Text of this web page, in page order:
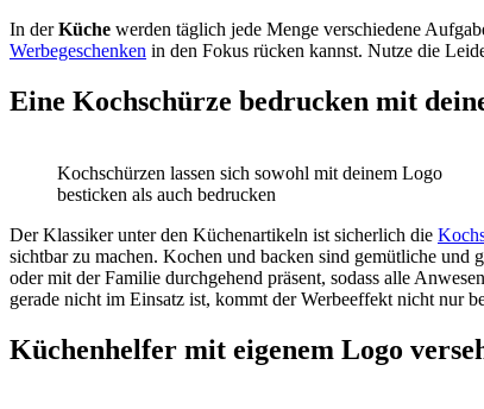
In derKüche werden täglich jede Menge verschiedene
Werbegeschenken in den Fokus rücken kannst. Nutze die
Eine Kochschürze bedrucken mit
Kochschürzen lassen sich sowohl mit deinem Logo
besticken als auch bedrucken
Der Klassiker unter den Küchenartikeln ist sicherlich die
sichtbar zu machen. Kochen und backen sind gemütliche
oder mit der Familie durchgehend präsent, sodass alle
gerade nicht im Einsatz ist, kommt der Werbeeffekt nicht nur
Küchenhelfer mit eigenem Logo